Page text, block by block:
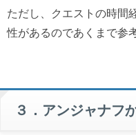
ただし、クエストの時間
性があるのであくまで参
３．アンジャナフ